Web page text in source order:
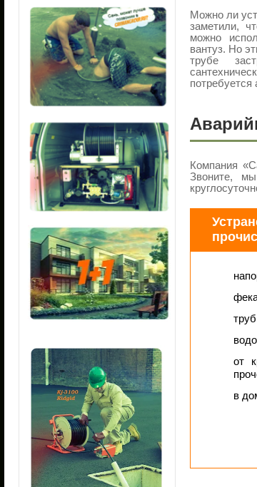
Можно ли
заметили,
можно
вантуз. Но
трубе
потребуется
Компания
Звоните,
от
в